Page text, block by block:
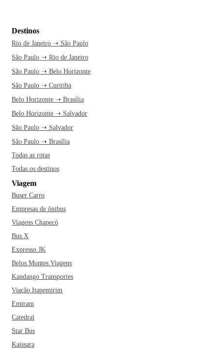
Destinos
Rio de Janeiro ➝ São Paulo
São Paulo ➝ Rio de Janeiro
São Paulo ➝ Belo Horizonte
São Paulo ➝ Curitiba
Belo Horizonte ➝ Brasília
Belo Horizonte ➝ Salvador
São Paulo ➝ Salvador
São Paulo ➝ Brasília
Todas as rotas
Todas os destinos
Viagem
Buser Carro
Empresas de ônibus
Viagens Chapecó
Bus X
Expresso JK
Belos Montes Viagens
Kandango Transportes
Viação Itapemirim
Emtram
Catedral
Star Bus
Kaissara